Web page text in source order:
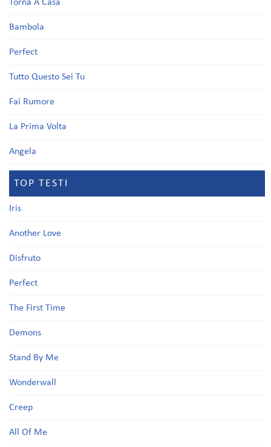
Torna A Casa
Bambola
Perfect
Tutto Questo Sei Tu
Fai Rumore
La Prima Volta
Angela
TOP TESTI
Iris
Another Love
Disfruto
Perfect
The First Time
Demons
Stand By Me
Wonderwall
Creep
All Of Me